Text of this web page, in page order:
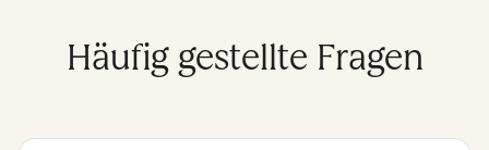
Häufig gestellte Fragen